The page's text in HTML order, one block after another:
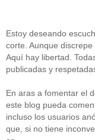
Estoy deseando
corte. Aunque
Aquí hay libertad.
publicadas y
En aras a fomentar el
este blog pueda
incluso los usuarios
que, si no tiene